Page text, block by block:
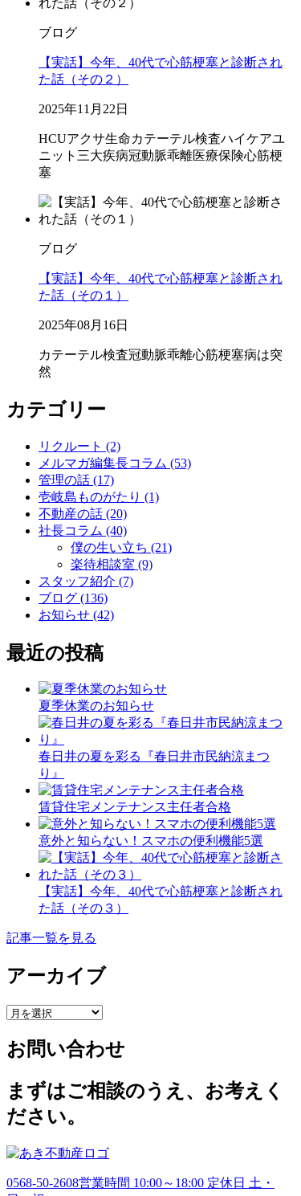
ブログ
【実話】今年、40代で心筋梗塞と診断され
た話（その２）
2025年11月22日
HCUアクサ生命カテーテル検査ハイケアユ
ニット 三大疾病冠動脈乖離医療保険心筋梗
塞
ブログ
【実話】今年、40代で心筋梗塞と診断され
た話（その１）
2025年08月16日
カテーテル検査冠動脈乖離心筋梗塞病は突
然
カテゴリー
リクルート (2)
メルマガ編集長コラム (53)
管理の話 (17)
壱岐島ものがたり (1)
不動産の話 (20)
社長コラム (40)
僕の生い立ち (21)
楽待相談室 (9)
スタッフ紹介 (7)
ブログ (136)
お知らせ (42)
最近の投稿
夏季休業のお知らせ
春日井の夏を彩る『春日井市民納涼まつ
り』
賃貸住宅メンテナンス主任者合格
意外と知らない！スマホの便利機能5選
【実話】今年、40代で心筋梗塞と診断され
た話（その３）
記事一覧を見る
アーカイブ
ア
カ
イ
ブ
お問い合わせ
まずはご相談のうえ、お考えく
ださい。
0568-50-2608営業時間 10:00～18:00 定休日 土・